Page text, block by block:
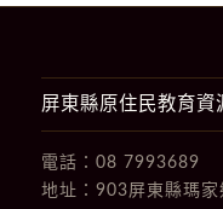
屏東縣原住民教育資
電話： 08 7993689
地址： 903屏東縣瑪